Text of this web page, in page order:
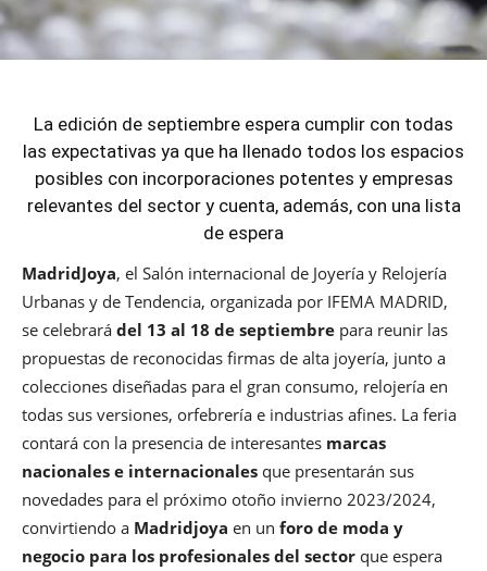
La edición de septiembre espera cumplir con todas
las expectativas ya que ha llenado todos los espacios
posibles con incorporaciones potentes y empresas
relevantes del sector y cuenta, además, con una lista
de espera
MadridJoya, el Salón internacional de Joyería y Relojería
Urbanas y de Tendencia, organizada por IFEMA MADRID,
se celebrará del 13 al 18 de septiembre para reunir las
propuestas de reconocidas firmas de alta joyería, junto a
colecciones diseñadas para el gran consumo, relojería en
todas sus versiones, orfebrería e industrias afines. La feria
contará con la presencia de interesantes marcas
nacionales e internacionales que presentarán sus
novedades para el próximo otoño invierno 2023/2024,
convirtiendo a Madridjoya en un foro de moda y
negocio para los profesionales del sector que espera